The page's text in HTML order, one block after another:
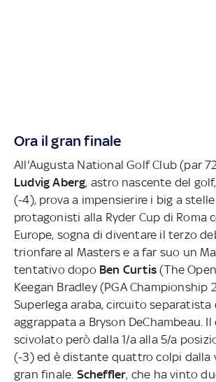
Ora il gran finale
All'Augusta National Golf Club (par
Ludvig Aberg, astro nascente del
(-4), prova a impensierire i big a
protagonisti alla Ryder Cup di Roma
Europe, sogna di diventare il terzo
trionfare al Masters e a far suo un
tentativo dopo Ben Curtis(The
Keegan Bradley (PGA Championship
Superlega araba, circuito separatista
aggrappata a Bryson DeChambeau.
scivolato però dalla 1/a alla 5/a
(-3) ed è distante quattro colpi dalla
gran finale. Scheffler, che ha vinto